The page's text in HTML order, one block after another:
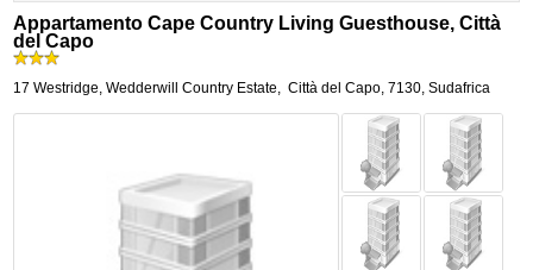
Appartamento Cape Country Living Guesthouse, Città
del Capo
17 Westridge, Wedderwill Country Estate, Città del Capo,7130, Sudafrica